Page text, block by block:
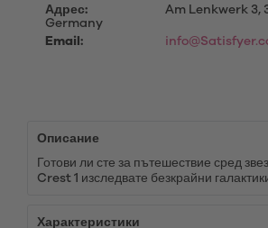
Адрес:
Am Lenkwerk 3,
Germany
Email:
Описание
Готови ли сте за пътешествие сред
Crest 1 изследвате безкрайни
Характеристики